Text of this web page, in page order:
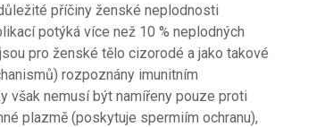
příčiny ženské neplodnosti
potýká více než 10 % neplodných
pro ženské tělo cizorodé a jako takové
rozpoznány imunitním
však nemusí být namířeny pouze proti
plazmě (poskytuje spermiím ochranu),